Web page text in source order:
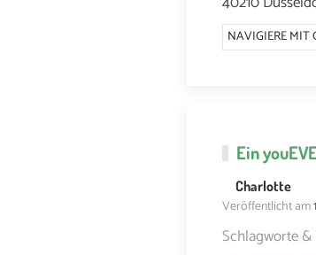
NAVIGIERE MIT
Ein
Charlotte
Veröffentlicht am
Schlagworte